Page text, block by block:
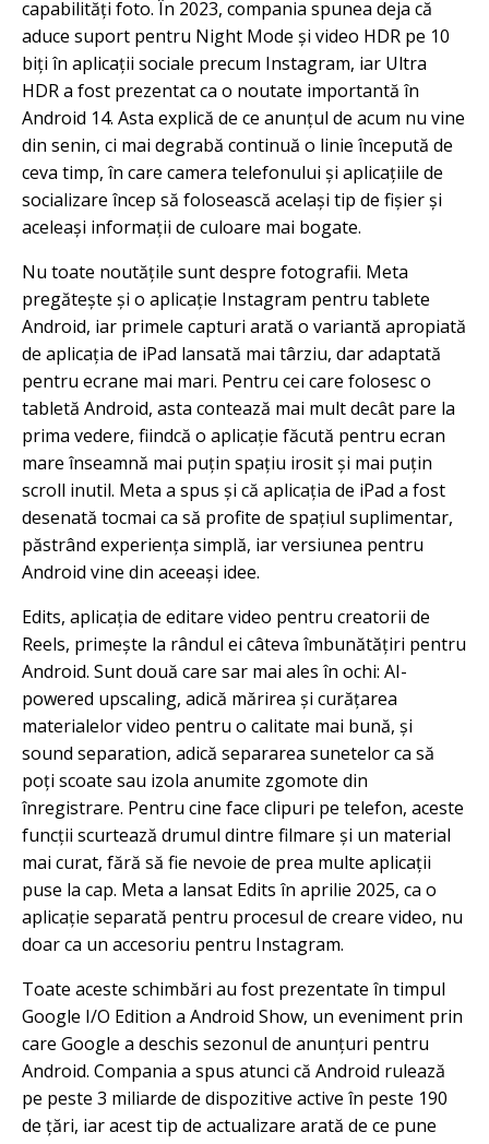
capabilități foto. În 2023, compania spunea deja că
aduce suport pentru Night Mode și video HDR pe 10
biți în aplicații sociale precum Instagram, iar Ultra
HDR a fost prezentat ca o noutate importantă în
Android 14. Asta explică de ce anunțul de acum nu vine
din senin, ci mai degrabă continuă o linie începută de
ceva timp, în care camera telefonului și aplicațiile de
socializare încep să folosească același tip de fișier și
aceleași informații de culoare mai bogate.
Nu toate noutățile sunt despre fotografii. Meta
pregătește și o aplicație Instagram pentru tablete
Android, iar primele capturi arată o variantă apropiată
de aplicația de iPad lansată mai târziu, dar adaptată
pentru ecrane mai mari. Pentru cei care folosesc o
tabletă Android, asta contează mai mult decât pare la
prima vedere, fiindcă o aplicație făcută pentru ecran
mare înseamnă mai puțin spațiu irosit și mai puțin
scroll inutil. Meta a spus și că aplicația de iPad a fost
desenată tocmai ca să profite de spațiul suplimentar,
păstrând experiența simplă, iar versiunea pentru
Android vine din aceeași idee.
Edits, aplicația de editare video pentru creatorii de
Reels, primește la rândul ei câteva îmbunătățiri pentru
Android. Sunt două care sar mai ales în ochi: AI-
powered upscaling, adică mărirea și curățarea
materialelor video pentru o calitate mai bună, și
sound separation, adică separarea sunetelor ca să
poți scoate sau izola anumite zgomote din
înregistrare. Pentru cine face clipuri pe telefon, aceste
funcții scurtează drumul dintre filmare și un material
mai curat, fără să fie nevoie de prea multe aplicații
puse la cap. Meta a lansat Edits în aprilie 2025, ca o
aplicație separată pentru procesul de creare video, nu
doar ca un accesoriu pentru Instagram.
Toate aceste schimbări au fost prezentate în timpul
Google I/O Edition a Android Show, un eveniment prin
care Google a deschis sezonul de anunțuri pentru
Android. Compania a spus atunci că Android rulează
pe peste 3 miliarde de dispozitive active în peste 190
de țări, iar acest tip de actualizare arată de ce pune